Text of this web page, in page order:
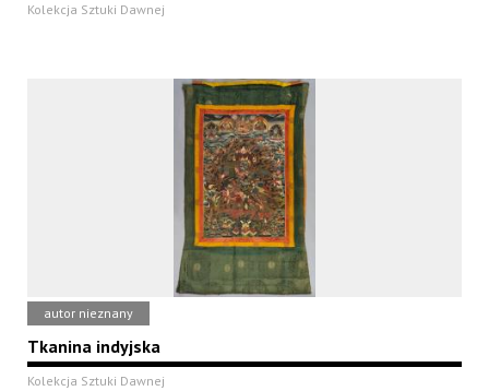
Kolekcja Sztuki Dawnej
autor nieznany
Tkanina indyjska
Kolekcja Sztuki Dawnej